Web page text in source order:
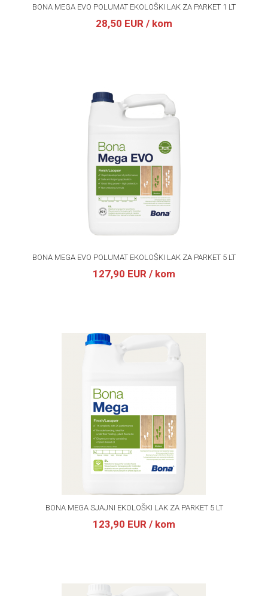
BONA MEGA EVO POLUMAT EKOLOŠKI LAK ZA PARKET 1 LT
28,50 EUR / kom
BONA MEGA EVO POLUMAT EKOLOŠKI LAK ZA PARKET 5 LT
127,90 EUR / kom
BONA MEGA SJAJNI EKOLOŠKI LAK ZA PARKET 5 LT
123,90 EUR / kom